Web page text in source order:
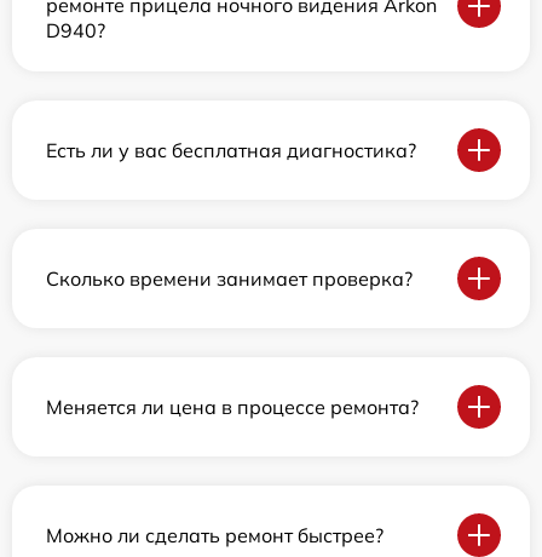
ремонте прицела ночного видения Arkon
D940?
Есть ли у вас бесплатная диагностика?
Сколько времени занимает проверка?
Меняется ли цена в процессе ремонта?
Можно ли сделать ремонт быстрее?